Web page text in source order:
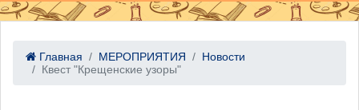
Главная МЕРОПРИЯТИЯ
Новости
Квест "Крещенские узоры"